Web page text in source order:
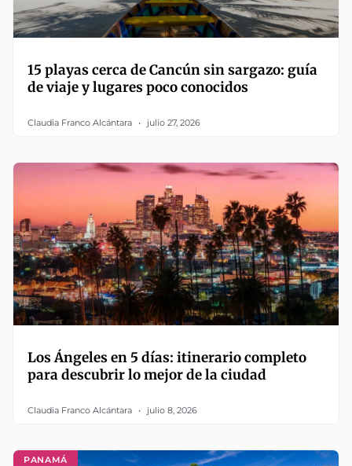
15 playas cerca de Cancún sin sargazo: guía
de viaje y lugares poco conocidos
Claudia Franco Alcántara julio 27, 2026
Los Ángeles en 5 días: itinerario completo
para descubrir lo mejor de la ciudad
Claudia Franco Alcántara julio 8, 2026
PANAMÁ